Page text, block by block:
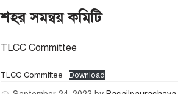
শহর সমন্বয় কমিটি
TLCC Committee
TLCC Committee Download